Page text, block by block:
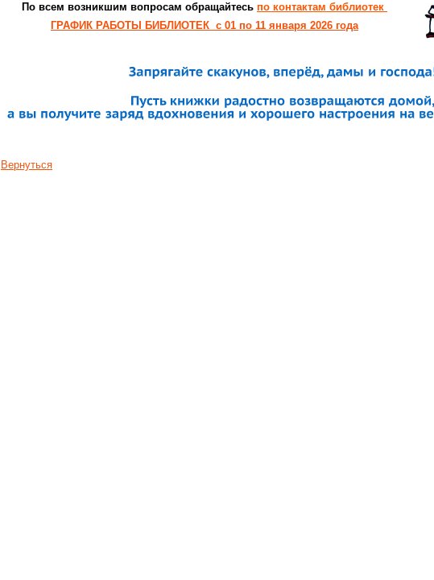
По всем возникшим вопросам обращайтесь по контактам библиотек
ГРАФИК РАБОТЫ БИБЛИОТЕК с 01 по 11 января 2026 года
Вернуться